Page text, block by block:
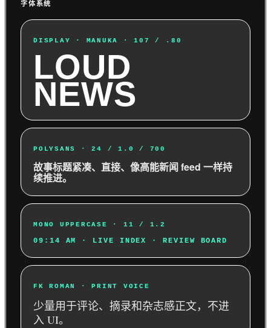
字体系统
DISPLAY · MANUKA · 107 / .80
LOUD
NEWS
POLYSANS · 24 / 1.0 / 700
故事标题紧凑、直接、像高能新闻 feed 一样持
续推进。
MONO UPPERCASE · 11 / 1.2
09:14 AM · LIVE INDEX · REVIEW BOARD
FK ROMAN · PRINT VOICE
少量用于评论、摘录和杂志感正文，不进
入 UI。